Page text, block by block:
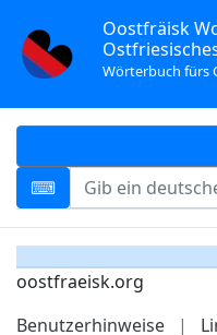
Oostfräisk
Wörterbuch fürs
oostfraeisk.org
Benutzerhinweise
|